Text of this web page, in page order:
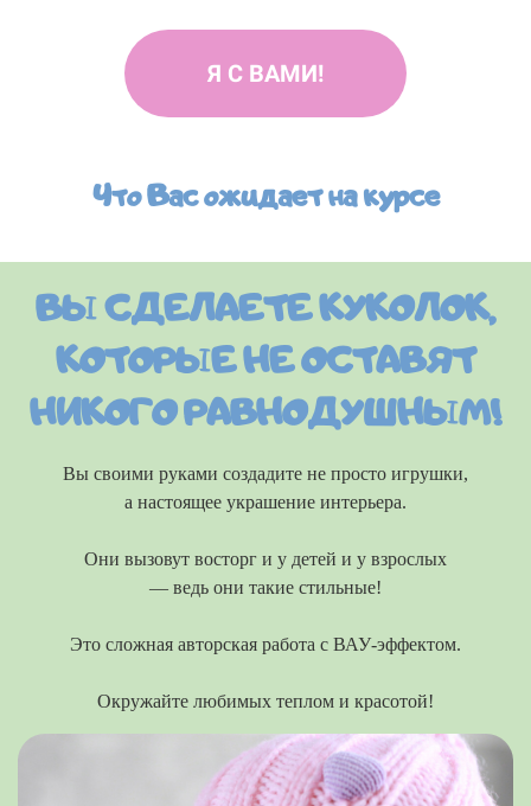
Я С ВАМИ!
Что Вас ожидает на курсе
ВЫ СДЕЛАЕТЕ КУКОЛОК,
КОТОРЫЕ НЕ ОСТАВЯТ
НИКОГО РАВНОДУШНЫМ!
Вы своими руками создадите не просто игрушки,
а настоящее украшение интерьера.
Они вызовут восторг и у детей и у взрослых
— ведь они такие стильные!
Это сложная авторская работа с ВАУ-эффектом.
Окружайте любимых теплом и красотой!